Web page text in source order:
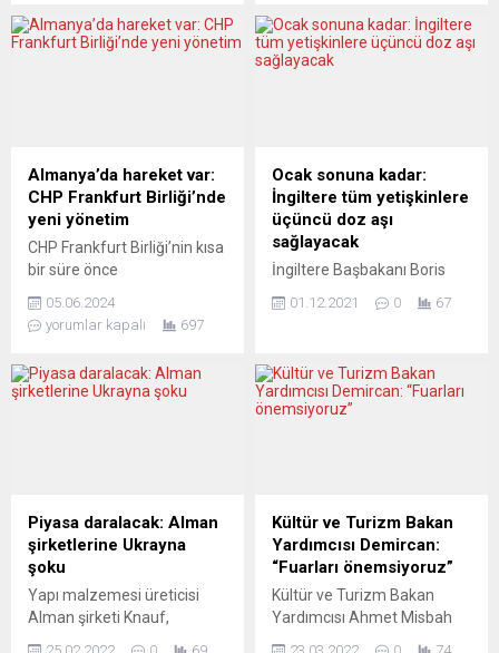
milyarderin 2 milyon avroyu
aşan bağışı, partinin finansal
sağ popülist Almanya için
Alternatif (AfD) partisinin...
Gürsel Köksal, Cem Özdemir
ile Aydan Özoğuz
sürdüğü Almanya, son
günlerde çeşitli skandallarla
çalkalanıyor. Bunlardan bir
bölümünün merkezinde,
Türkiye kökenli politikacılara
yönelik...
Almanya’da hareket var:
CHP Frankfurt Birliği’nde
yeni yönetim
CHP Frankfurt Birliği’nin kısa
bir süre önce
kurulunda seçilen yeni
yönetimin tanışma
dönem faaliyetlerinin
yanısıra Avrupa
Serdal Üngör, Frankfurt ve
çevresinde faaliyet
gösteren göçmen
örgütlerinin de davetli
olduğu toplantıda öncelikli
hedeflerinin CHP’nin
Almanya’daki oylarını
05.06.2024
yorumlar kapalı
697
Ocak sonuna kadar:
İngiltere tüm yetişkinlere
üçüncü doz aşı
sağlayacak
İngiltere Başbakanı Boris
(Covid-19) Omicron
yetişkinlere üçüncü doz
güçlendirici aşıları sağlamayı
Sağlık Hizmeti (NHS) İcra
Kurulu Başkanı Amanda
Pritchard ile Omicron
varyantı konusundaki son
gelişmelere ilişkin basın
toplantısı...
01.12.2021 0 67
Piyasa daralacak: Alman
şirketlerine Ukrayna
şoku
Yapı malzemesi üreticisi
Alman şirketi Knauf,
Kültür ve Turizm Bakan
Yardımcısı Demircan:
“Fuarları önemsiyoruz”
Kültür ve Turizm Bakan
Yardımcısı Ahmet Misbah